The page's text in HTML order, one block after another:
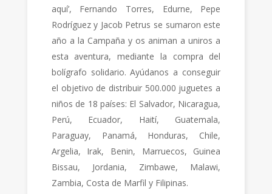
aquí’, Fernando Torres, Edurne, Pepe
Rodríguez y Jacob Petrus se sumaron este
año a la Campaña y os animan a uniros a
esta aventura, mediante la compra del
bolígrafo solidario. Ayúdanos a conseguir
el objetivo de distribuir 500.000 juguetes a
niños de 18 países: El Salvador, Nicaragua,
Perú, Ecuador, Haití, Guatemala,
Paraguay, Panamá, Honduras, Chile,
Argelia, Irak, Benin, Marruecos, Guinea
Bissau, Jordania, Zimbawe, Malawi,
Zambia, Costa de Marfil y Filipinas.